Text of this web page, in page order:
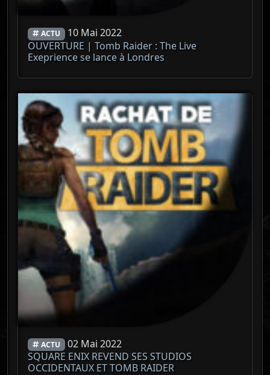
ACTU 10 Mai 2022
OUVERTURE | Tomb Raider : The Live
Exeprience se lance à Londres
ACTU 02 Mai 2022
SQUARE ENIX REVEND SES STUDIOS
OCCIDENTAUX ET TOMB RAIDER